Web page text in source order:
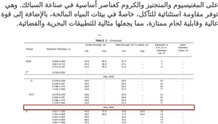
على المغنيسيوم والمنجنيز والكروم كعناصر أساسية في صناعة السبائك. وهي
توفر مقاومة استثنائية للتآكل، خاصةً في بيئات المياه المالحة، بالإضافة إلى قوة
عالية وقابلية لحام ممتازة، مما يجعلها مثالية للتطبيقات البحرية والفضائية.